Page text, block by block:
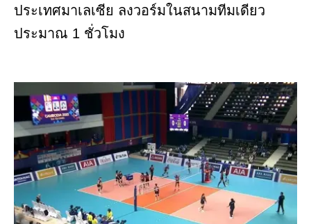
ประเทศมาเลเซีย ลงวอร์มในสนามทีมเดียว
ประมาณ 1 ชั่วโมง